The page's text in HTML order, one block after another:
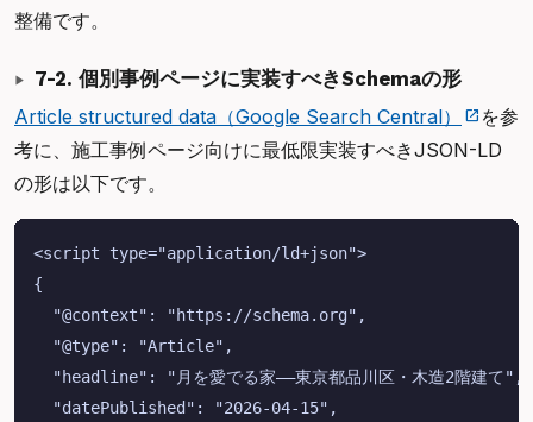
整備です。
7-2. 個別事例ページに実装すべきSchemaの形
Article structured data（Google Search Central）
を参
考に、施工事例ページ向けに最低限実装すべきJSON-LD
の形は以下です。
<script type="application/ld+json">
{
  "@context": "https://schema.org",
  "@type": "Article",
  "headline": "月を愛でる家——東京都品川区・木造2階建て",
  "datePublished": "2026-04-15",